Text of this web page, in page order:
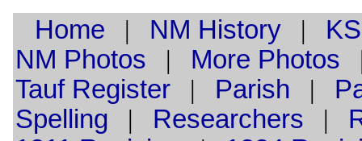
Home | NM History|
NM Photos | More Photos
TaufRegister| Parish |
Spelling | Researchers |